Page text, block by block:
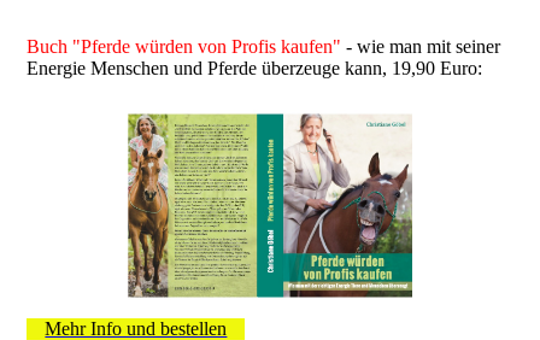
Buch "Pferde würden von Profis kaufen"- wie man mit seiner
Energie Menschen und Pferde überzeuge kann, 19,90 Euro:
Mehr Info und bestellen